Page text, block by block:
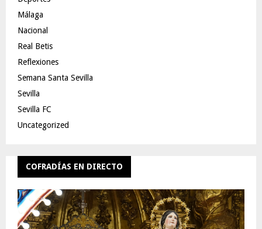
Málaga
Nacional
Real Betis
Reflexiones
Semana Santa Sevilla
Sevilla
Sevilla FC
Uncategorized
COFRADÍAS EN DIRECTO